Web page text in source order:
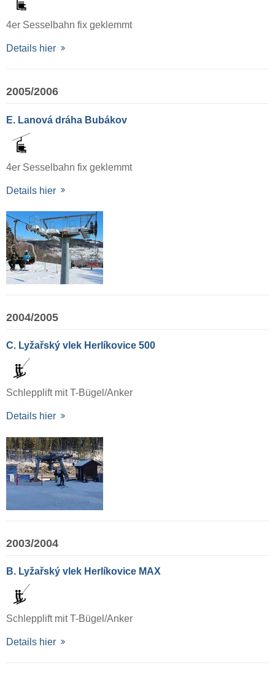
4er Sesselbahn fix geklemmt
Details hier
2005/2006
E. Lanová dráha Bubákov
4er Sesselbahn fix geklemmt
Details hier
2004/2005
C. Lyžařský vlek Herlíkovice 500
Schlepplift mit T-Bügel/Anker
Details hier
2003/2004
B. Lyžařský vlek Herlíkovice MAX
Schlepplift mit T-Bügel/Anker
Details hier